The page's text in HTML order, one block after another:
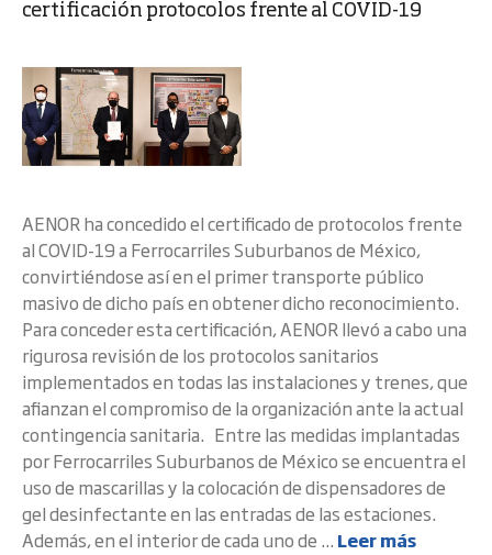
certificación protocolos frente al COVID-19
AENOR ha concedido el certificado de protocolos frente
al COVID-19 a Ferrocarriles Suburbanos de México,
convirtiéndose así en el primer transporte público
masivo de dicho país en obtener dicho reconocimiento.
Para conceder esta certificación, AENOR llevó a cabo una
rigurosa revisión de los protocolos sanitarios
implementados en todas las instalaciones y trenes, que
afianzan el compromiso de la organización ante la actual
contingencia sanitaria. Entre las medidas implantadas
por Ferrocarriles Suburbanos de México se encuentra el
uso de mascarillas y la colocación de dispensadores de
gel desinfectante en las entradas de las estaciones.
Además, en el interior de cada uno de ... Leer más